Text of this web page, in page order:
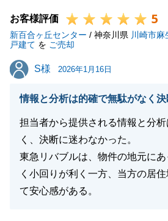
ありがとうございます。
今後も不動産について、ご不明
気軽にご相談くださいませ。
引き続きよろしくお願いいたしま
閉じる
お客様評価 5
新百合ヶ丘センター / 神奈川県 川崎市麻
戸建て を ご売却
S様
S様 2026年1月16日
情報と分析は的確で無駄がなく
担当者から提供される情報と分
く、決断に迷わなかった。
東急リバブルは、物件の地元に
く小回りが利く一方、当方の居
て安心感がある。